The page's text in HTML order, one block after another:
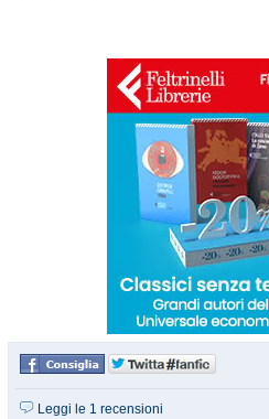
Leggi le 1 recensioni